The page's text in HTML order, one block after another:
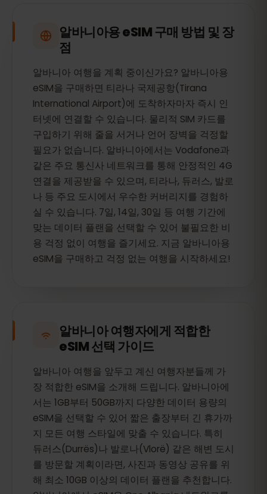
알바니아용 eSIM 구매 방법 및 장
점
알바니아 여행을 계획 중이신가요? 알바니아용
eSIM을 구매하면 티라나 국제공항(Tirana
International Airport)에 도착하자마자 즉시 인
터넷에 연결할 수 있습니다. 물리적 SIM 카드를
구입하기 위해 줄을 서거나 언어 장벽을 걱정할
필요가 없습니다. 알바니아에서는 Vodafone과
같은 주요 통신사 네트워크를 통해 안정적인 4G
연결을 제공받을 수 있으며, 티라나, 듀러스, 발로
나 등 주요 도시에서 우수한 커버리지를 경험하
실 수 있습니다. 7일, 14일, 30일 등 여행 기간에
맞는 데이터 플랜을 선택할 수 있어 불필요한 비
용 걱정 없이 여행을 즐기세요. 지금 알바니아용
eSIM을 구매하고 걱정 없는 여행을 시작하세요!
알바니아 여행자에게 적합한
eSIM 선택 가이드
알바니아 여행을 앞두고 계신 여행자분들께 가
장 적합한 eSIM을 소개해 드립니다. 알바니아에
서는 1GB부터 50GB까지 다양한 데이터 용량의
eSIM을 선택할 수 있어 짧은 출장부터 긴 휴가까
지 모든 여행 스타일에 맞출 수 있습니다. 특히
듀러스(Durrës)나 발로나(Vlorë) 같은 해변 도시
를 방문할 계획이라면, 사진과 동영상 공유를 위
해 최소 10GB 이상의 데이터 플랜을 추천합니다.